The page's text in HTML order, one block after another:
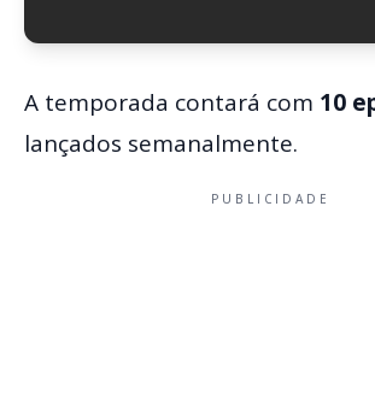
A temporada contará com 10
lançados semanalmente.
PUBLICIDADE